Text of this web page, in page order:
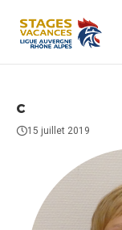
c
15 juillet 2019